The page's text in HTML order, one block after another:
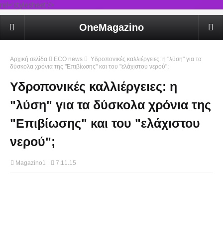
rel='stylesheet'/>
OneMagazino
Αρχική σελίδα ECO news
Υδροπονικές καλλιέργειες: η "λύση" για τα
δύσκολα χρόνια της "Επιβίωσης" και του "ελάχιστου νερού";
Υδροπονικές καλλιέργειες: η
"λύση" για τα δύσκολα χρόνια της
"Επιβίωσης" και του "ελάχιστου
νερού";
Magazino1 7.11.15